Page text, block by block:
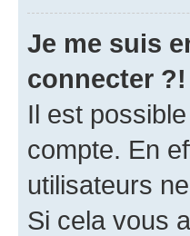
Je me suis
connecter ?!
Il est
compte. En
utilisateurs
Si cela vous